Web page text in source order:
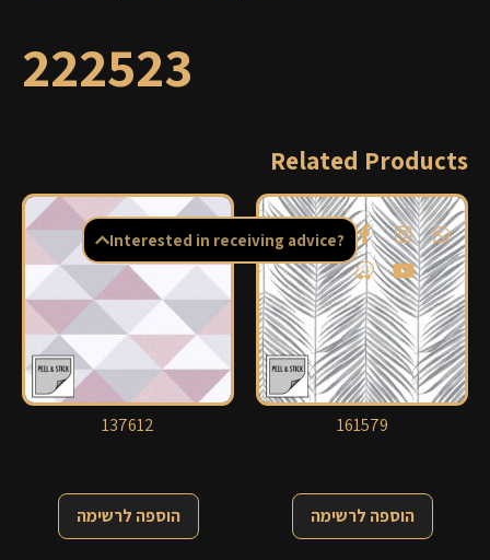
222523
Related Products
137612
הוספה לרשימה
161579
הוספה לרשימה
Interested in receiving advice?